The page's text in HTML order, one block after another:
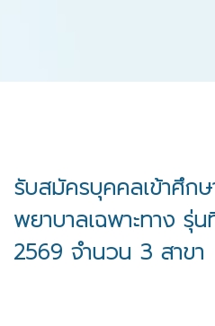
รับสมัครบุคคลเข้าศึก
พยาบาลเฉพาะทาง รุ่
2569 จำนวน 3 สาขา